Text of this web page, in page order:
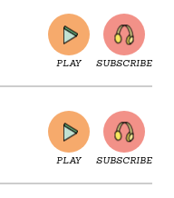
PLAY SUBSCRIBE
PLAY SUBSCRIBE